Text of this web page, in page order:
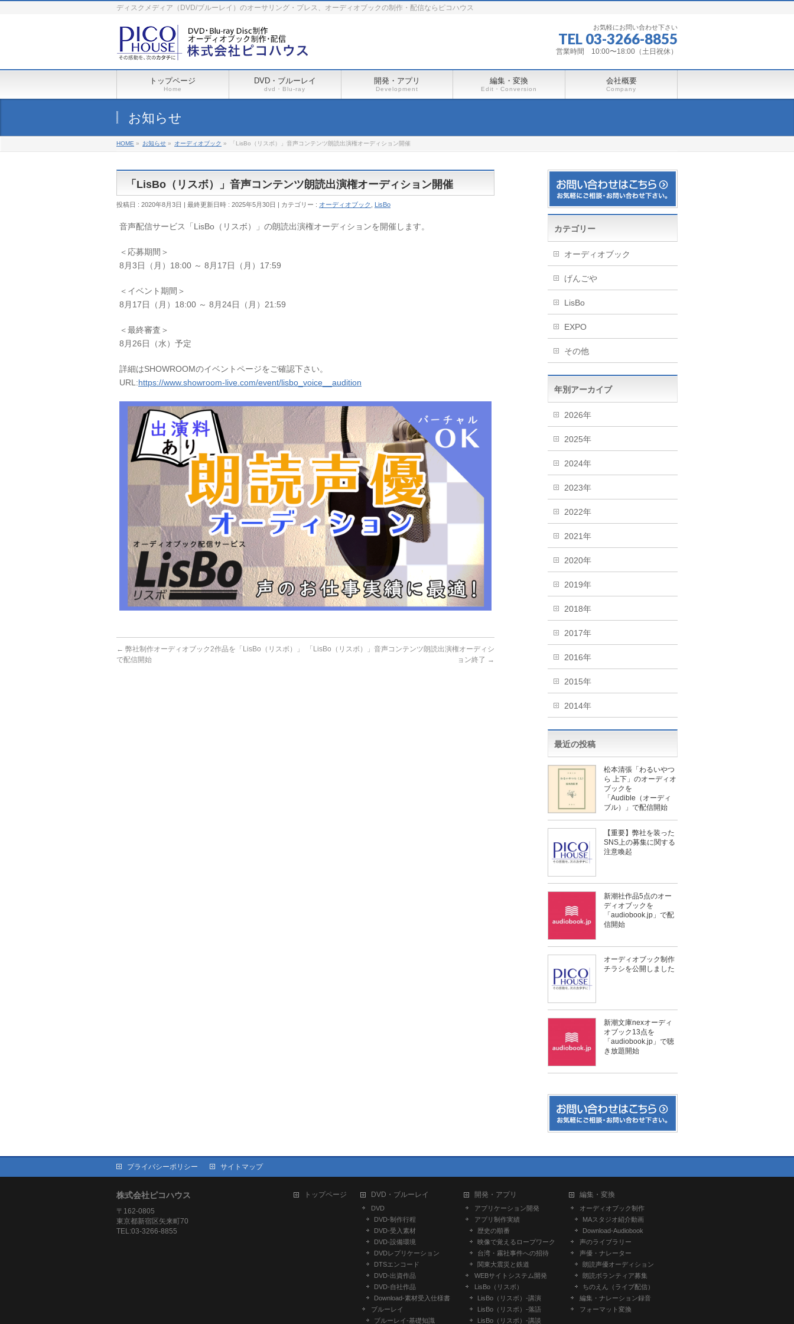
ディスクメディア（DVD/ブルーレイ）のオーサリング・プレス、オーディオブックの制作・配信ならピコハウス
お気軽にお問い合わせ下さい
TEL 03-3266-8855
営業時間 10:00〜18:00（土日祝休）
トップページ
Home
DVD・ブルーレイ
dvd・Blu-ray
開発・アプリ
Development
編集・変換
Edit・Conversion
会社概要
Company
お知らせ
HOME » お知らせ » オーディオブック » 「LisBo（リスボ）」音声コンテンツ朗読出演権オーディション開催
「LisBo（リスボ）」音声コンテンツ朗読出演権オーディション開催
投稿日 : 2020年8月3日 最終更新日時 : 2025年5月30日 カテゴリー : オーディオブック LisBo
音声配信サービス「LisBo（リスボ）」の朗読出演権オーディションを開催します。
＜応募期間＞
8月3日（月）18:00 ～ 8月17日（月）17:59
＜イベント期間＞
8月17日（月）18:00 ～ 8月24日（月）21:59
＜最終審査＞
8月26日（水）予定
詳細はSHOWROOMのイベントページをご確認下さい。
URL:https://www.showroom-live.com/event/lisbo_voice__audition
← 弊社制作オーディオブック2作品を「LisBo（リスボ）」
で配信開始
「LisBo（リスボ）」音声コンテンツ朗読出演権オーディシ
ョン終了 →
カテゴリー
オーディオブック
げんごや
LisBo
EXPO
その他
年別アーカイブ
2026年
2025年
2024年
2023年
2022年
2021年
2020年
2019年
2018年
2017年
2016年
2015年
2014年
最近の投稿
松本清張「わるいやつ
ら 上下」のオーディオ
ブックを
「Audible（オーディ
ブル）」で配信開始
【重要】弊社を装った
SNS上の募集に関する
注意喚起
新潮社作品5点のオー
ディオブックを
「audiobook.jp」で配
信開始
オーディオブック制作
チラシを公開しました
新潮文庫nexオーディ
オブック13点を
「audiobook.jp」で聴
き放題開始
プライバシーポリシー サイトマップ
株式会社ピコハウス
〒162-0805
東京都新宿区矢来町70
TEL:03-3266-8855
トップページ DVD・ブルーレイ
DVD
DVD-制作行程
DVD-受入素材
DVD-設備環境
DVDレプリケーション
DTSエンコード
DVD-出資作品
DVD-自社作品
​Download-素材受入仕様書
ブルーレイ
ブルーレイ-基礎知識
開発・アプリ
アプリケーション開発
アプリ制作実績
歴史の順番
映像で覚えるロープワーク
台湾・霧社事件への招待
関東大震災と鉄道
WEBサイトシステム開発
LisBo（リスボ）
LisBo（リスボ）-講演
LisBo（リスボ）-落語
LisBo（リスボ）-講談
編集・変換
オーディオブック制作
MAスタジオ紹介動画
Download-Audiobook
声のライブラリー
声優・ナレーター
朗読声優オーディション
朗読ボランティア募集
ちのえん（ライブ配信）
編集・ナレーション録音
フォーマット変換